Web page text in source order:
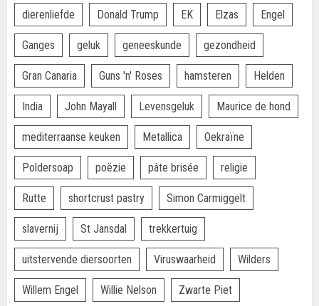
dierenliefde Donald Trump EK Elzas Engel
Ganges geluk geneeskunde gezondheid
Gran Canaria Guns 'n' Roses hamsteren Helden
India John Mayall Levensgeluk Maurice de hond
mediterraanse keuken Metallica Oekraïne
Poldersoap poëzie pâte brisée religie
Rutte shortcrust pastry Simon Carmiggelt
slavernij St Jansdal trekkertuig
uitstervende diersoorten Viruswaarheid Wilders
Willem Engel Willie Nelson Zwarte Piet